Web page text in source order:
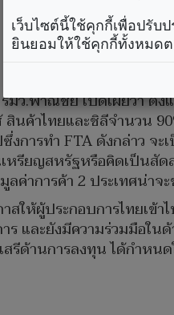
ว.พาณิชย์ เปิดเผยว่า ตั้
นค้าไทยและชิลีจำนวน
การทำ FTA ดังกล่าว จ
รียญสหรัฐหรือคิดเป็นสัด
ค่าการค้า 2 ประเทศน่าจ
สให้ผู้ประกอบการไทยเข้
ร และยังมีความร่วมมือใ
รีด้านการลงทุน ได้กำหน
เว็บไซต์นี้ใช้คุกกี้เพื่อปรับ
ยินยอมให้ใช้คุกกี้ทั้งหมด